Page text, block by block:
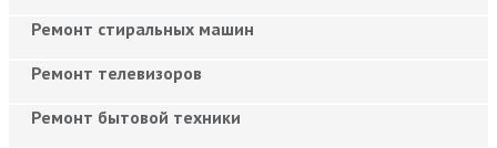
Ремонт стиральных машин
Ремонт телевизоров
Ремонт бытовой техники